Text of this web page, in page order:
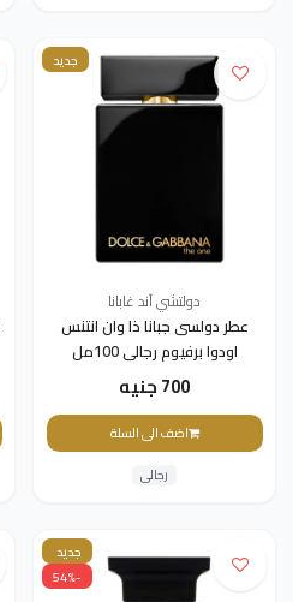
جديد
دولتشي آند غابانا
عطر دولسى جبانا ذا وان انتنس
اودوا برفيوم رجالى 100مل
700 جنيه
اضف الى السلة
رجالى
جديد
-54%